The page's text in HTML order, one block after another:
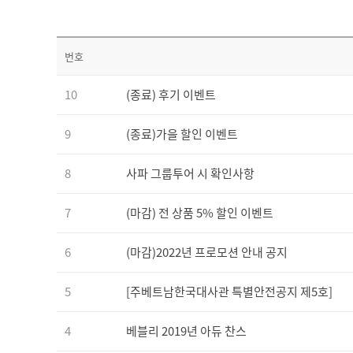
번호
10 (종료) 후기 이벤트
9 (종료)가을 할인 이벤트
8 사파 그룹투어 시 확인사항
7 (마감) 전 상품 5% 할인 이벤트
6 (마감)2022년 프로모션 안내 공지
5 [주베트남한국대사관 특별안전공지 제5호]
4 베블리 2019년 아듀 찬스